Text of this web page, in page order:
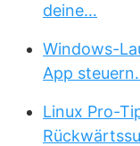
deine…
Windows-
App
Linux Pro-